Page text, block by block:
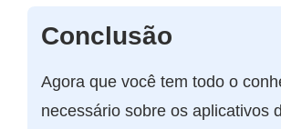
Conclusão
Agora que você tem todo o
necessário sobre os aplicativos